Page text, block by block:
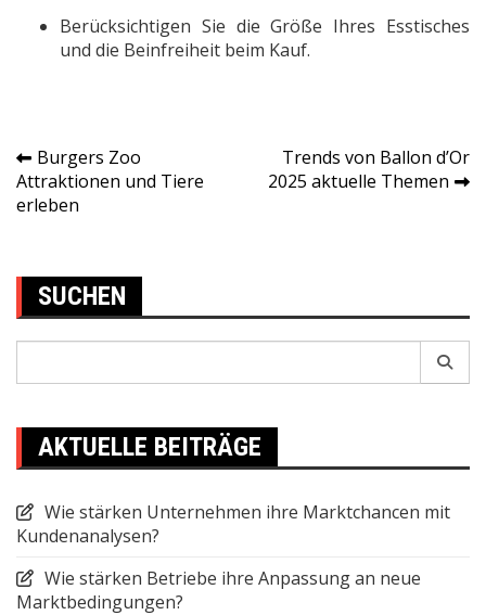
Berücksichtigen Sie die Größe Ihres Esstisches
und die Beinfreiheit beim Kauf.
Post
navigation
Burgers Zoo
Attraktionen und Tiere
erleben
Trends von Ballon d’Or
2025 aktuelle Themen
SUCHEN
AKTUELLE BEITRÄGE
Wie stärken Unternehmen ihre Marktchancen mit
Kundenanalysen?
Wie stärken Betriebe ihre Anpassung an neue
Marktbedingungen?